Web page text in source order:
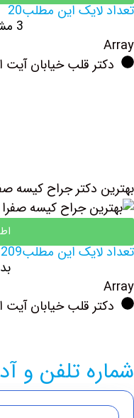
تعداد لایک این مطلب20
3 مشاهده نظرات
Array
دکتر قلب خیابان آیت
بهترین دکتر جراح کیسه
تعداد لایک این مطلب209
Array
دکتر قلب خیابان آیت
شماره تلفن و